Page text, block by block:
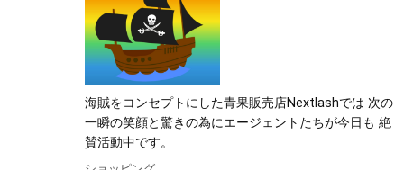
海賊をコンセプトにした青果販売店Nextlashでは 次の
一瞬の笑顔と驚きの為にエージェントたちが今日も 絶
賛活動中です。